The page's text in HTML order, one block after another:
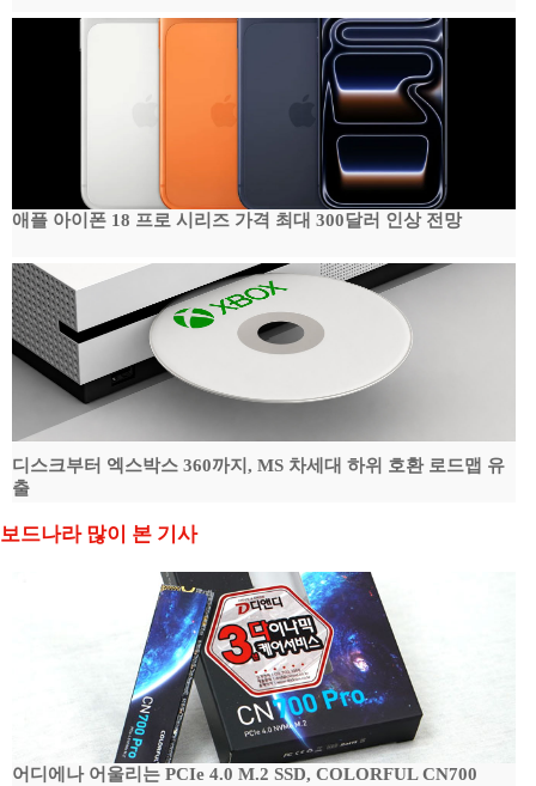
애플 아이폰 18 프로 시리즈 가격 최대 300달러 인상 전망
디스크부터 엑스박스 360까지, MS 차세대 하위 호환 로드맵 유
출
보드나라 많이 본 기사
어디에나 어울리는 PCIe 4.0 M.2 SSD, COLORFUL CN700